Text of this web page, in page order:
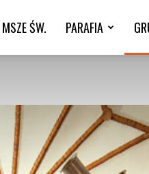
MSZE ŚW. PARAFIA